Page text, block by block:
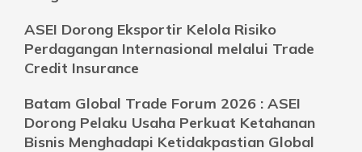
ASEI Dorong Eksportir Kelola Risiko
Perdagangan Internasional melalui Trade
Credit Insurance
Batam Global Trade Forum 2026 : ASEI
Dorong Pelaku Usaha Perkuat Ketahanan
Bisnis Menghadapi Ketidakpastian Global